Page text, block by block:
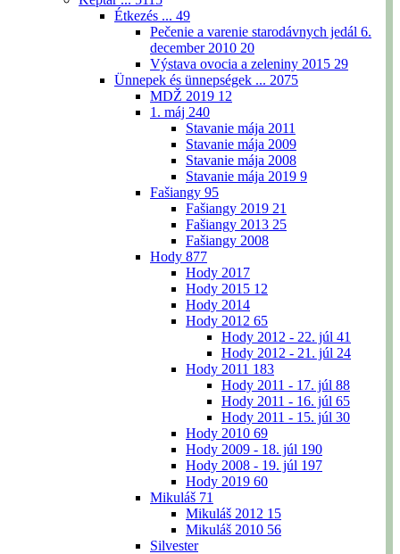
Étkezés ... 49
Pečenie a varenie starodávnych jedál 6.
december 2010 20
Výstava ovocia a zeleniny 2015 29
Ünnepek és ünnepségek ... 2075
MDŽ 2019 12
1. máj 240
Stavanie mája 2011
Stavanie mája 2009
Stavanie mája 2008
Stavanie mája 2019 9
Fašiangy 95
Fašiangy 2019 21
Fašiangy 2013 25
Fašiangy 2008
Hody 877
Hody 2017
Hody 2015 12
Hody 2014
Hody 2012 65
Hody 2012 - 22. júl 41
Hody 2012 - 21. júl 24
Hody 2011 183
Hody 2011 - 17. júl 88
Hody 2011 - 16. júl 65
Hody 2011 - 15. júl 30
Hody 2010 69
Hody 2009 - 18. júl 190
Hody 2008 - 19. júl 197
Hody 2019 60
Mikuláš 71
Mikuláš 2012 15
Mikuláš 2010 56
Silvester